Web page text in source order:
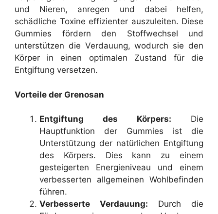
und Nieren, anregen und dabei helfen,
schädliche Toxine effizienter auszuleiten. Diese
Gummies fördern den Stoffwechsel und
unterstützen die Verdauung, wodurch sie den
Körper in einen optimalen Zustand für die
Entgiftung versetzen.
Vorteile der Grenosan
Entgiftung des Körpers: Die
Hauptfunktion der Gummies ist die
Unterstützung der natürlichen Entgiftung
des Körpers. Dies kann zu einem
gesteigerten Energieniveau und einem
verbesserten allgemeinen Wohlbefinden
führen.
Verbesserte Verdauung: Durch die